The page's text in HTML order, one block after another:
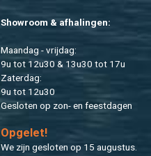
Show­room & af­ha­lin­gen:
Maan­dag - vrij­dag:
9u tot 12u30 & 13u30 tot 17u
Za­ter­dag:
9u tot 12u30
Ge­slo­ten op zon- en feest­da­gen
Op­ge­let!
We zijn ge­slo­ten op 15 au­gus­tus.